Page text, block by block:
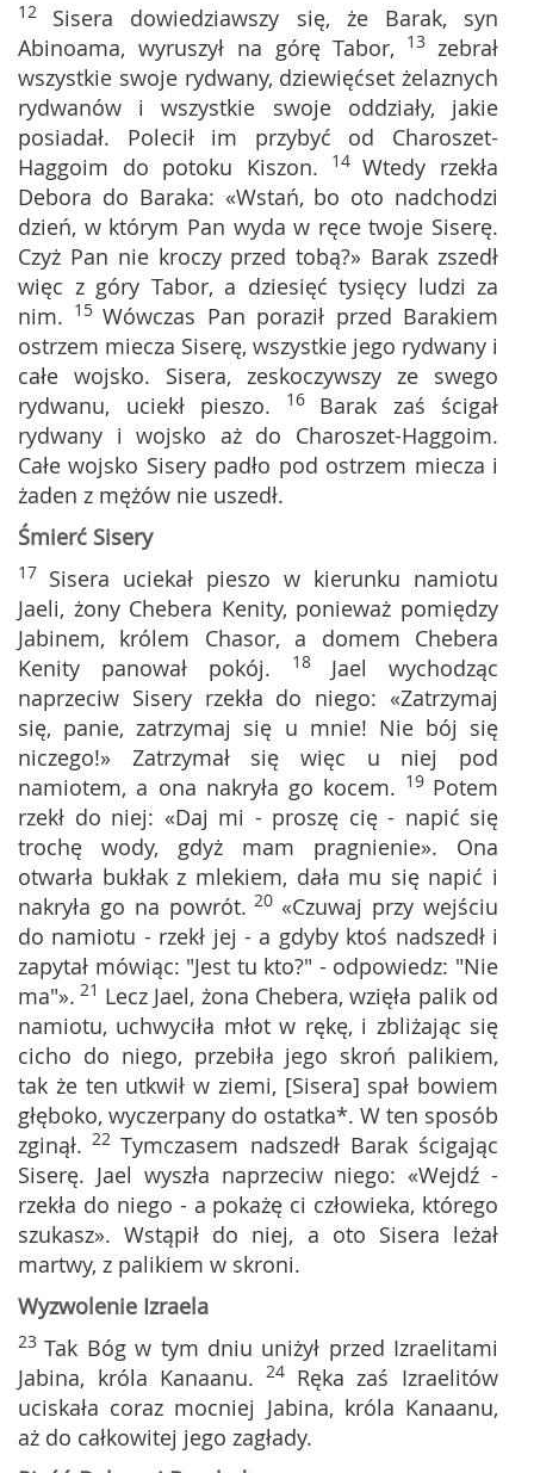
12 Sisera dowiedziawszy się, że Barak, syn
Abinoama, wyruszył na górę Tabor, 13 zebrał
wszystkie swoje rydwany, dziewięćset żelaznych
rydwanów i wszystkie swoje oddziały, jakie
posiadał. Polecił im przybyć od Charoszet-
Haggoim do potoku Kiszon. 14Wtedy rzekła
Debora do Baraka: «Wstań, bo oto nadchodzi
dzień, w którym Pan wyda w ręce twoje Siserę.
Czyż Pan nie kroczy przed tobą?» Barak zszedł
więc z góry Tabor, a dziesięć tysięcy ludzi za
nim. 15 Wówczas Pan poraził przed Barakiem
ostrzem miecza Siserę, wszystkie jego rydwany i
całe wojsko. Sisera, zeskoczywszy ze swego
rydwanu, uciekł pieszo. 16 Barak zaś ścigał
rydwany i wojsko aż do Charoszet-Haggoim.
Całe wojsko Sisery padło pod ostrzem miecza i
żaden z mężów nie uszedł.
Śmierć Sisery
17 Sisera uciekał pieszo w kierunku namiotu
Jaeli, żony Chebera Kenity, ponieważ pomiędzy
Jabinem, królem Chasor, a domem Chebera
Kenity panował pokój. 18 Jael wychodząc
naprzeciw Sisery rzekła do niego: «Zatrzymaj
się, panie, zatrzymaj się u mnie! Nie bój się
niczego!» Zatrzymał się więc u niej pod
namiotem, a ona nakryła go kocem. 19 Potem
rzekł do niej: «Daj mi - proszę cię - napić się
trochę wody, gdyż mam pragnienie». Ona
otwarła bukłak z mlekiem, dała mu się napić i
nakryła go na powrót. 20 «Czuwaj przy wejściu
do namiotu - rzekł jej - a gdyby ktoś nadszedł i
zapytał mówiąc: "Jest tu kto?" - odpowiedz: "Nie
ma"». 21 Lecz Jael, żona Chebera, wzięła palik od
namiotu, uchwyciła młot w rękę, i zbliżając się
cicho do niego, przebiła jego skroń palikiem,
tak że ten utkwił w ziemi, [Sisera] spał bowiem
głęboko, wyczerpany do ostatka*. W ten sposób
zginął. 22Tymczasem nadszedł Barak ścigając
Siserę. Jael wyszła naprzeciw niego: «Wejdź -
rzekła do niego - a pokażę ci człowieka, którego
szukasz». Wstąpił do niej, a oto Sisera leżał
martwy, z palikiem w skroni.
Wyzwolenie Izraela
23Tak Bóg w tym dniu uniżył przed Izraelitami
Jabina, króla Kanaanu. 24 Ręka zaś Izraelitów
uciskała coraz mocniej Jabina, króla Kanaanu,
aż do całkowitej jego zagłady.